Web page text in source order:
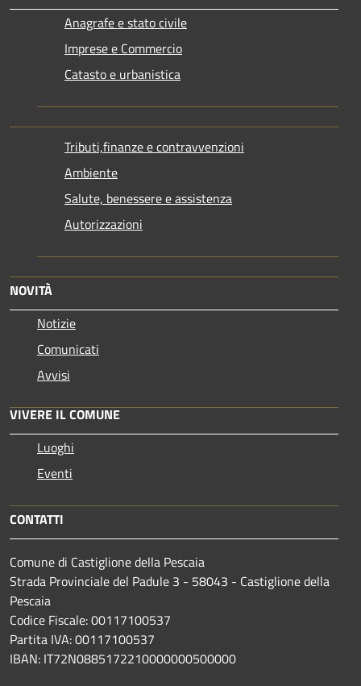
Anagrafe e stato civile
Imprese e Commercio
Catasto e urbanistica
Tributi,finanze e contravvenzioni
Ambiente
Salute, benessere e assistenza
Autorizzazioni
NOVITÀ
Notizie
Comunicati
Avvisi
VIVERE IL COMUNE
Luoghi
Eventi
CONTATTI
Comune di Castiglione della Pescaia
Strada Provinciale del Padule 3 - 58043 - Castiglione della
Pescaia
Codice Fiscale: 00117100537
Partita IVA: 00117100537
IBAN: IT72N0885172210000000500000